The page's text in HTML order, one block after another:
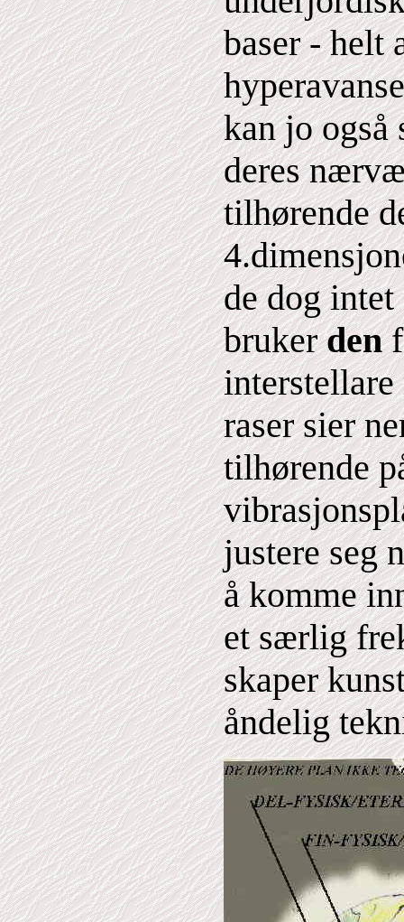
baser - helt
kan jo også
deres
tilhørende
de dog
brukerden
interstellare
raser sier
tilhørende
justere seg
å komme
et særlig
skaper
åndelig